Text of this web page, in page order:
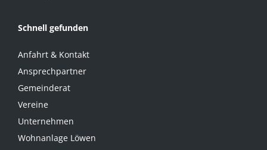
Schnell gefunden
Anfahrt & Kontakt
Ansprechpartner
Gemeinderat
Vereine
Unternehmen
Wohnanlage Löwen